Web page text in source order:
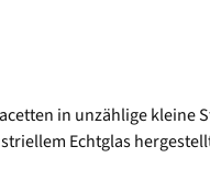
in unzählige
Echtglas